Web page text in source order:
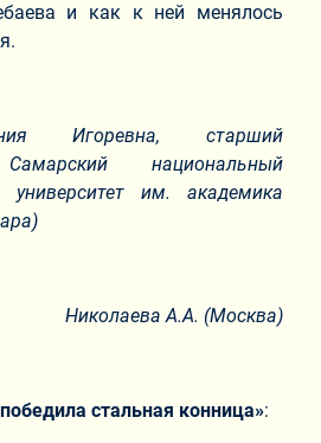
и как к ней менялось
Игоревна, старший
национальный
университет им. академика
Николаева А.А. (Москва)
стальная конница»: